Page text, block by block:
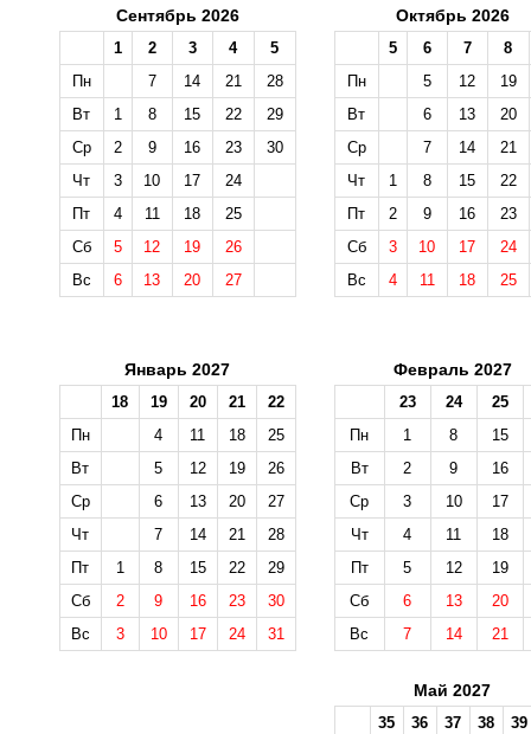
Сентябрь 2026
1 2 3 4
5
Пн
7 14 21
28
Вт
1 8 15 22
29
Ср
2 9 16 23
30
Чт
3 10 17
24
Пт
4 11 18
25
Сб
5 12 19
26
Вс
6 13 20 27
Октябрь 2026
5 6 7
8
Пн
5 12
19
Вт
6 13
20
Ср
7 14
21
Чт
1 8 15
22
Пт
2 9 16
23
Сб
3 10 17
24
Вс
4 11 18 25
Январь 2027
18 19 20 21
22
Пн
4 11 18
25
Вт
5 12 19
26
Ср
6 13 20
27
Чт
7 14 21
28
Пт
1 8 15 22
29
Сб
2 9 16 23
30
Вс
3 10 17 24 31
Февраль 2027
23 24
25
Пн
1 8
15
Вт
2 9
16
Ср
3 10
17
Чт
4 11
18
Пт
5 12
19
Сб
6 13
20
Вс
7 14 21
Май 2027
35 36 37 38
39